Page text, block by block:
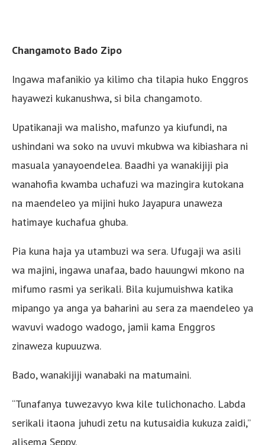
Changamoto Bado Zipo
Ingawa mafanikio ya kilimo cha tilapia huko Enggros
hayawezi kukanushwa, si bila changamoto.
Upatikanaji wa malisho, mafunzo ya kiufundi, na
ushindani wa soko na uvuvi mkubwa wa kibiashara ni
masuala yanayoendelea. Baadhi ya wanakijiji pia
wanahofia kwamba uchafuzi wa mazingira kutokana
na maendeleo ya mijini huko Jayapura unaweza
hatimaye kuchafua ghuba.
Pia kuna haja ya utambuzi wa sera. Ufugaji wa asili
wa majini, ingawa unafaa, bado hauungwi mkono na
mifumo rasmi ya serikali. Bila kujumuishwa katika
mipango ya anga ya baharini au sera za maendeleo ya
wavuvi wadogo wadogo, jamii kama Enggros
zinaweza kupuuzwa.
Bado, wanakijiji wanabaki na matumaini.
“Tunafanya tuwezavyo kwa kile tulichonacho. Labda
serikali itaona juhudi zetu na kutusaidia kukuza zaidi,”
alisema Seppy.